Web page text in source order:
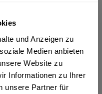
und Anzeigen zu
Medien anbieten
Website zu
Informationen zu Ihrer
unsere Partner für